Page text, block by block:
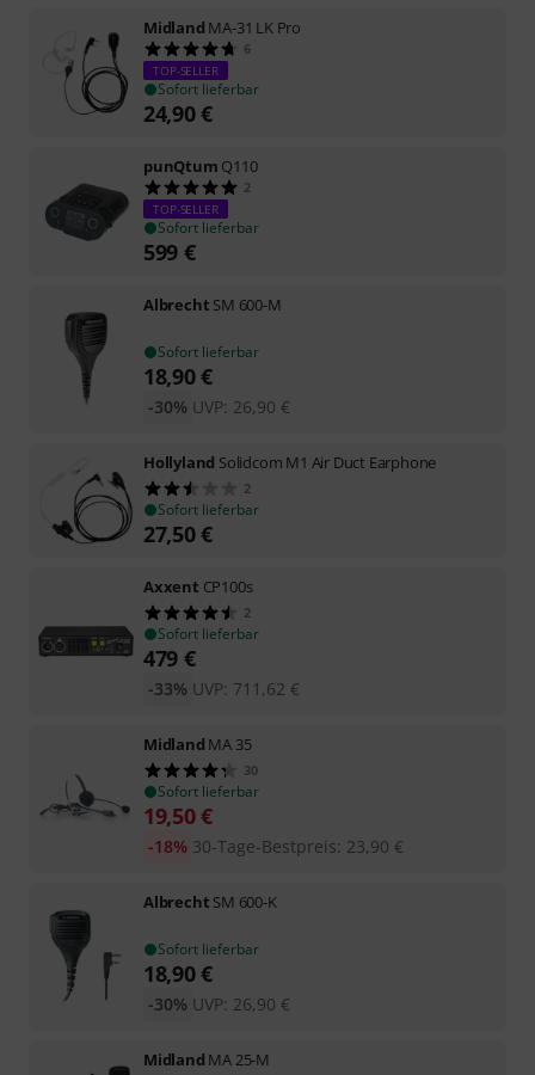
Midland MA-31 LK Pro
6
TOP-SELLER
Sofort lieferbar
24,90€
punQtum Q110
2
TOP-SELLER
Sofort lieferbar
599 €
Albrecht SM 600-M
Sofort lieferbar
18,90€
UVP: 26,90 €
-30%
Hollyland Solidcom M1 Air Duct Earphone
2
Sofort lieferbar
27,50€
Axxent CP100s
2
Sofort lieferbar
479 €
UVP: 711,62 €
-33%
Midland MA 35
30
Sofort lieferbar
19,50€
30-Tage-Bestpreis: 23,90 €
-18%
Albrecht SM 600-K
Sofort lieferbar
18,90€
UVP: 26,90 €
-30%
Midland MA 25-M